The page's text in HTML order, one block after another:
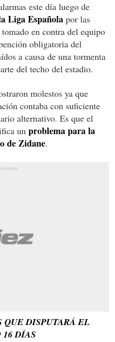
este día luego de
Liga Española por las
en contra del equipo
obligatoria del
a causa de una tormenta
del techo del estadio.
molestos ya que
contaba con suficiente
alternativo. Es que el
un problema para la
de Zidane.
QUE DISPUTARÁ EL
16 DÍAS